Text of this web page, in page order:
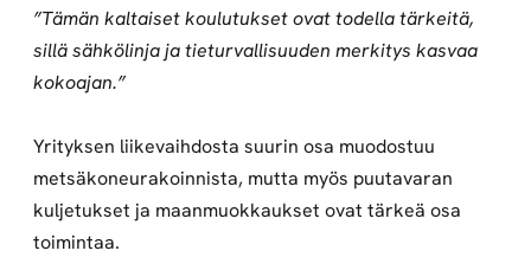
”Tämän kaltaiset koulutukset ovat todella tärkeitä,
sillä sähkölinja ja tieturvallisuuden merkitys kasvaa
kokoajan.”
Yrityksen liikevaihdosta suurin osa muodostuu
metsäkoneurakoinnista, mutta myös puutavaran
kuljetukset ja maanmuokkaukset ovat tärkeä osa
toimintaa.